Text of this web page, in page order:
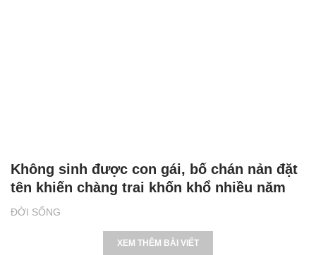
ĐỜI SỐNG
Không sinh được con gái, bố chán nản đặt
tên khiến chàng trai khốn khổ nhiều năm
XEM THÊM BÀI VIẾT